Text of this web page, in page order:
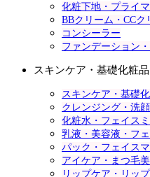
化粧下地・プライ
BBクリーム・CCク
コンシーラー
ファンデーション
スキンケア・基礎化粧品
スキンケア・基礎
クレンジング・洗
化粧水・フェイス
乳液・美容液・フ
パック・フェイス
アイケア・まつ毛
リップケア・リッ